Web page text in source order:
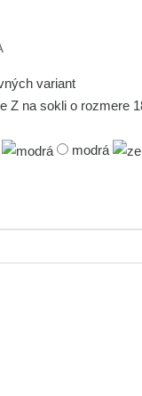
variant
Z na sokli o rozmere
modrá